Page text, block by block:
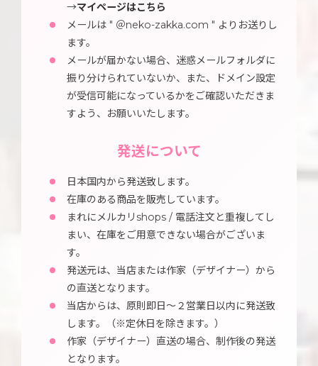
→マイページはこちら
メールは " ＠neko-zakka.com " よりお送りし
ます。
メールが届かない場合、迷惑メールフォルダに
振り分けられていないか、また、ドメイン設定
が受信可能になっているかをご確認いただきま
すよう、お願いいたします。
発送について
日本国内から発送致します。
在庫のある商品を販売しています。
まれにメルカリshops / 電話注文と重複してし
まい、在庫をご用意できない場合がございま
す。
発送元は、当店または作家（デザイナー）から
の直送となります。
当店からは、原則即日～２営業日以内に発送致
します。（※定休日を除きます。）
作家（デザイナー）直送の場合、制作後の発送
となります。